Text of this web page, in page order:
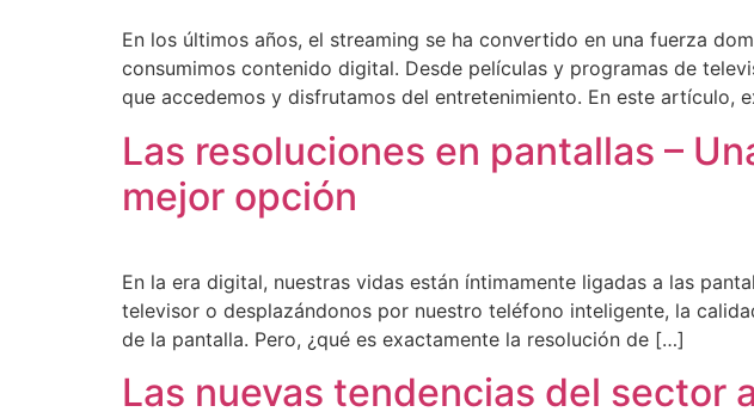
En los últimos años, el streaming se ha convertido en una fuerza
consumimos contenido digital. Desde películas y programas de
que accedemos y disfrutamos del entretenimiento. En este artículo,
Las resoluciones en pantallas –
mejor opción
En la era digital, nuestras vidas están íntimamente ligadas a las
televisor o desplazándonos por nuestro teléfono inteligente, la
de la pantalla. Pero, ¿qué es exactamente la resolución de […]
Las nuevas tendencias del sector